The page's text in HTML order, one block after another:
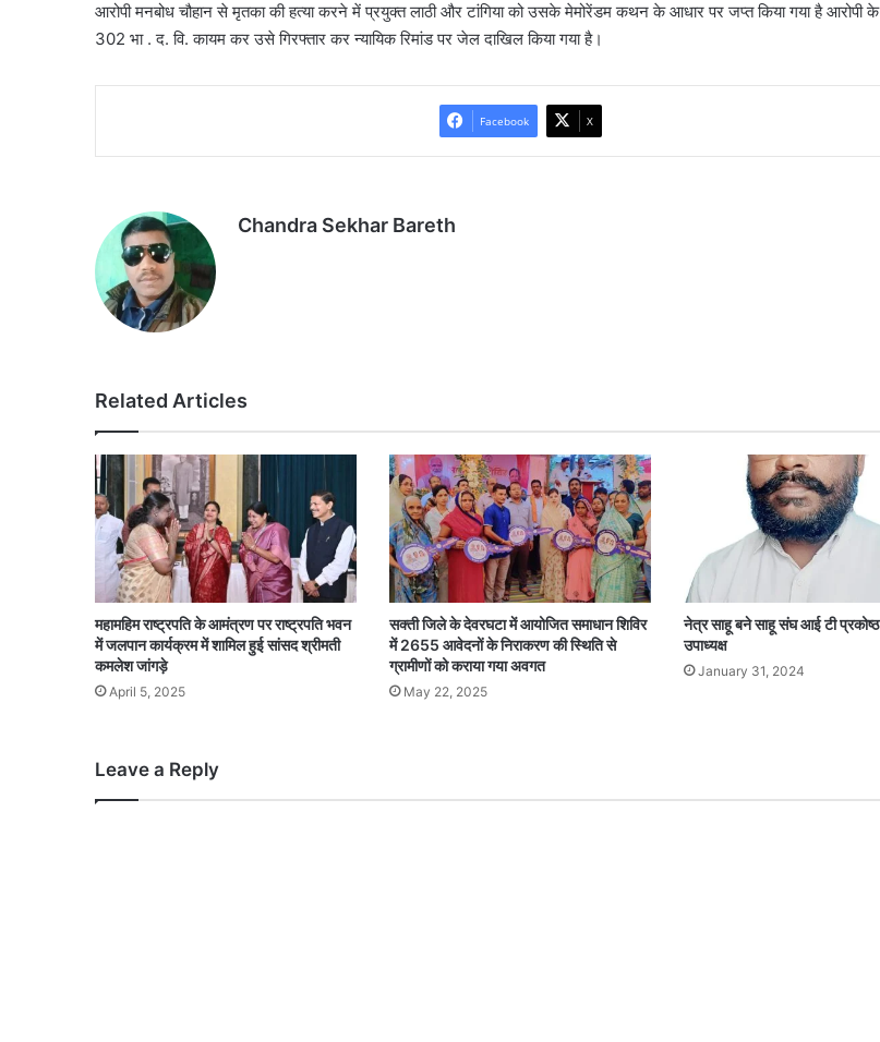
आरोपी मनबोध चौहान से मृतका की हत्या करने में प्रयुक्त लाठी और टांगिया को उसके मेमोरेंडम कथन के आधार पर जप्त किया गया है आरोपी के
302 भा . द. वि. कायम कर उसे गिरफ्तार कर न्यायिक रिमांड पर जेल दाखिल किया गया है।
Facebook X
Chandra Sekhar Bareth
Related Articles
महामहिम राष्ट्रपति के आमंत्रण पर राष्ट्रपति भवन
में जलपान कार्यक्रम में शामिल हुई सांसद श्रीमती
कमलेश जांगड़े
April 5, 2025
सक्ती जिले के देवरघटा में आयोजित समाधान शिविर
में 2655 आवेदनों के निराकरण की स्थिति से
ग्रामीणों को कराया गया अवगत
May 22, 2025
नेत्र साहू बने साहू संघ आई टी
उपाध्यक्ष
January 31, 2024
Leave a Reply